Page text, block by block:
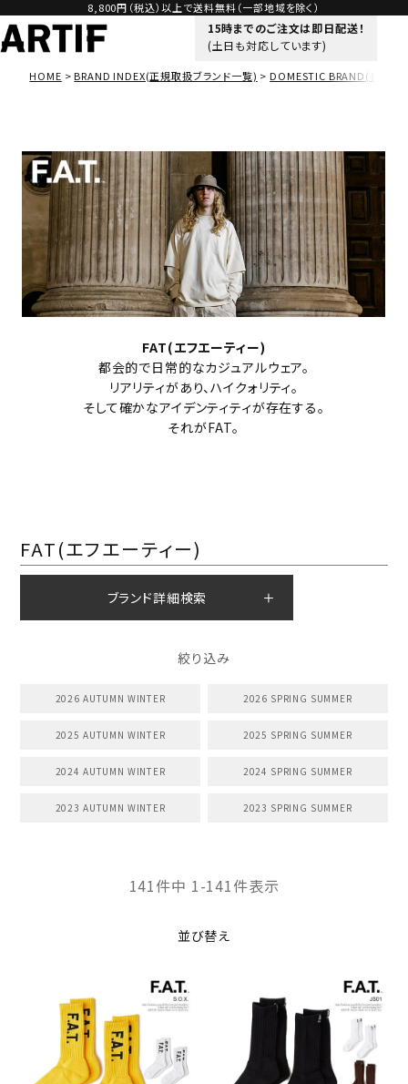
8,800円（税込）以上で送料無料（一部地域を除く）
15時までのご注文は即日配送！
(土日も対応しています)
HOME BRAND INDEX(正規取扱ブランド一覧) DOMESTIC BRAND(ドメステ
FAT(エフエーティー)
都会的で日常的なカジュアルウェア。
リアリティがあり、ハイクォリティ。
そして確かなアイデンティティが存在する。
それがFAT。
FAT(エフエーティー)
ブランド詳細検索
絞り込み
2026 AUTUMN WINTER 2026 SPRING SUMMER
2025 AUTUMN WINTER 2025 SPRING SUMMER
2024 AUTUMN WINTER 2024 SPRING SUMMER
2023 AUTUMN WINTER 2023 SPRING SUMMER
並び替え
141件中 1-141件表示